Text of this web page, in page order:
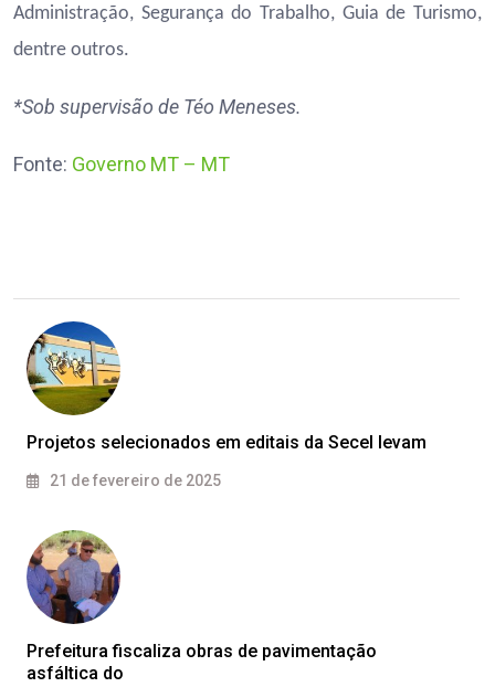
Administração, Segurança do Trabalho, Guia de Turismo,
dentre outros.
*Sob supervisão de Téo Meneses.
Fonte: Governo MT – MT
Projetos selecionados em editais da Secel levam
21 de fevereiro de 2025
Prefeitura fiscaliza obras de pavimentação
asfáltica do